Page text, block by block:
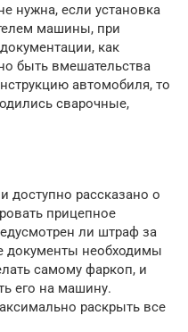
нужна, если установка
машины, при
как
быть вмешательства
автомобиля, то
сварочные,
доступно рассказано о
прицепное
ли штраф за
документы необходимы
самому фаркоп, и
его на машину.
раскрыть все